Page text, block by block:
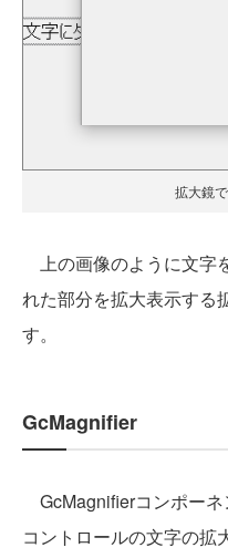
拡大鏡
上の画像のように文字
れた部分を拡大表示する
す。
GcMagnifier
GcMagnifierコンポー
コントロールの文字の拡